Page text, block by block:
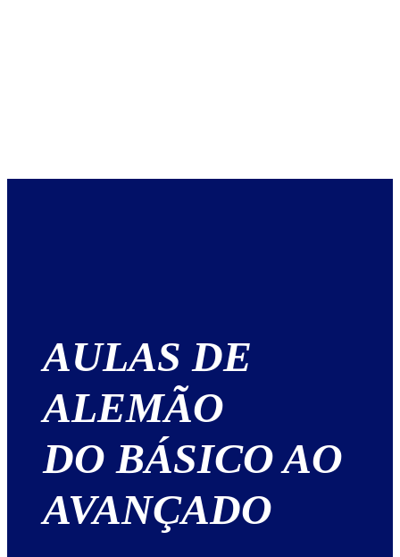
AULAS DE
ALEMÃO
DO BÁSICO AO
AVANÇADO